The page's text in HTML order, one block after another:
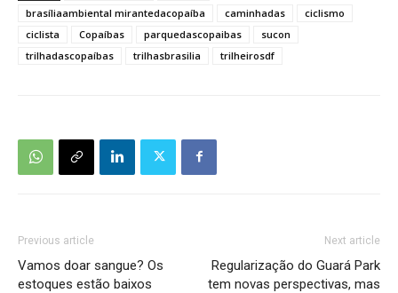
brasíliaambiental mirantedacopaíba caminhadas
ciclismo
ciclista
Copaíbas parquedascopaibas
sucon
trilhadascopaíbas
trilhasbrasilia trilheirosdf
Previous article
Vamos doar sangue? Os
estoques estão baixos
Next article
Regularização do Guará Park
tem novas perspectivas, mas